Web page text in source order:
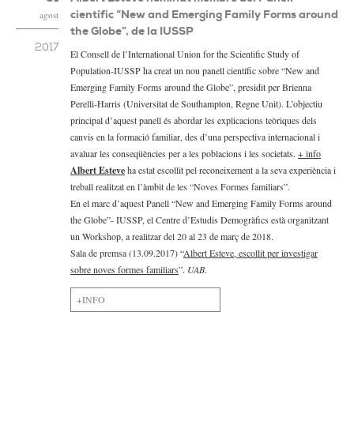
agost
2017
científic “New and Emerging Family Forms around
the Globe”, de la IUSSP
El Consell de l’International Union for the Scientific Study of
Population-IUSSP ha creat un nou panell científic sobre “New and
Emerging Family Forms around the Globe”, presidit per Brienna
Perelli-Harris (Universitat de Southampton, Regne Unit). L’objectiu
principal d’aquest panell és abordar les explicacions teòriques dels
canvis en la formació familiar, des d’una perspectiva internacional i
avaluar les conseqüències per a les poblacions i les societats. + info
Albert Esteveha estat escollit pel reconeixement a la seva experiència i
treball realitzat en l’àmbit de les “Noves Formes familiars”.
En el marc d’aquest Panell “New and Emerging Family Forms around
the Globe”- IUSSP, el Centre d’Estudis Demogràfics està organitzant
un Workshop, a realitzar del 20 al 23 de març de 2018.
Sala de premsa (13.09.2017) “Albert Esteve, escollit per investigar
sobre noves formes familiars”. UAB.
+INFO